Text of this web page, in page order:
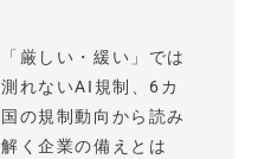
「厳しい・緩い」では
測れないAI規制、6カ
国の規制動向から読み
解く企業の備えとは